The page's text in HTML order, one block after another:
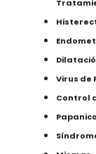
Virus de
Control